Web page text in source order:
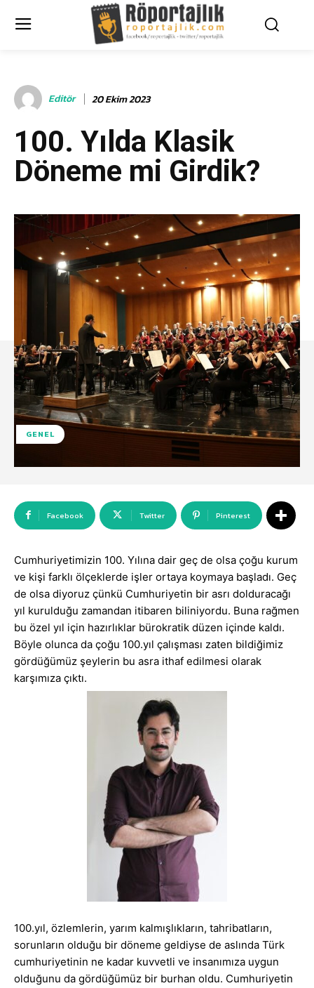
Editör 20 Ekim 2023
100. Yılda Klasik
Döneme mi Girdik?
GENEL
Facebook Twitter Pinterest
Cumhuriyetimizin 100. Yılına dair geç de olsa çoğu kurum
ve kişi farklı ölçeklerde işler ortaya koymaya başladı. Geç
de olsa diyoruz çünkü Cumhuriyetin bir asrı dolduracağı
yıl kurulduğu zamandan itibaren biliniyordu. Buna rağmen
bu özel yıl için hazırlıklar bürokratik düzen içinde kaldı.
Böyle olunca da çoğu 100.yıl çalışması zaten bildiğimiz
gördüğümüz şeylerin bu asra ithaf edilmesi olarak
karşımıza çıktı.
100.yıl, özlemlerin, yarım kalmışlıkların, tahribatların,
sorunların olduğu bir döneme geldiyse de aslında Türk
cumhuriyetinin ne kadar kuvvetli ve insanımıza uygun
olduğunu da gördüğümüz bir burhan oldu. Cumhuriyetin